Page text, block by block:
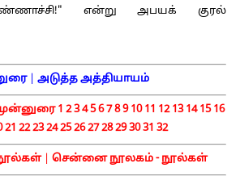
என்று அபயக் குரல்
| அடுத்த அத்தியாயம்
1 234567891011 1213141516
21 22232425262728293031 32
| சென்னை நூலகம் - நூல்கள்